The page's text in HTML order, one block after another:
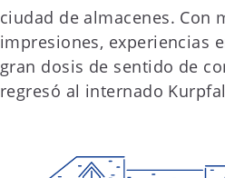
ciudad de almacenes. Con
impresiones, experiencias
gran dosis de sentido de
regresó al internado